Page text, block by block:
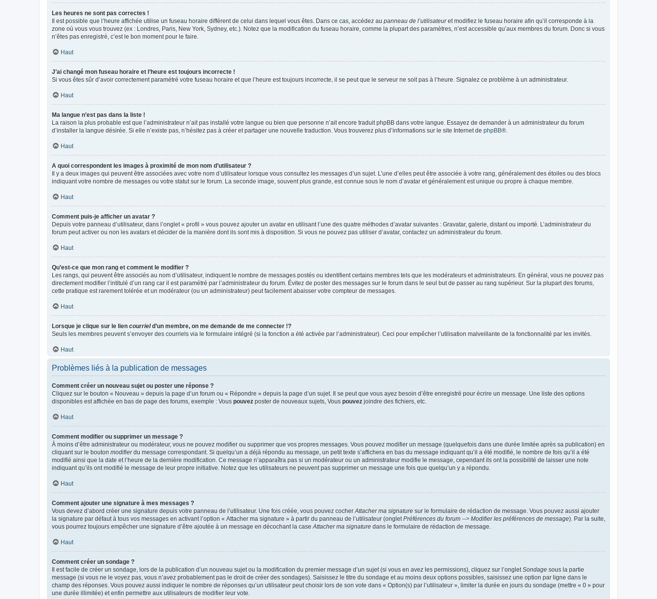
Les heures ne sont pas correctes !
Il est possible que l’heure affichée utilise un fuseau horaire différent de celui dans lequel vous êtes. Dans ce cas, accédez au panneau de l’utilisateuret modifiez le fuseau horaire afin qu’il corresponde à la
zone où vous vous trouvez (ex : Londres, Paris, New York, Sydney, etc.). Notez que la modification du fuseau horaire, comme la plupart des paramètres, n’est accessible qu’aux membres du forum. Donc si vous
n’êtes pas enregistré, c’est le bon moment pour le faire.
Haut
J’ai changé mon fuseau horaire et l’heure est toujours incorrecte !
Si vous êtes sûr d’avoir correctement paramétré votre fuseau horaire et que l’heure est toujours incorrecte, il se peut que le serveur ne soit pas à l’heure. Signalez ce problème à un administrateur.
Haut
Ma langue n’est pas dans la liste !
La raison la plus probable est que l’administrateur n’ait pas installé votre langue ou bien que personne n’ait encore traduit phpBB dans votre langue. Essayez de demander à un administrateur du forum
d’installer la langue désirée. Si elle n’existe pas, n’hésitez pas à créer et partager une nouvelle traduction. Vous trouverez plus d’informations sur le site Internet de phpBB®.
Haut
A quoi correspondent les images à proximité de mon nom d’utilisateur ?
Il y a deux images qui peuvent être associées avec votre nom d’utilisateur lorsque vous consultez les messages d’un sujet. L’une d’elles peut être associée à votre rang, généralement des étoiles ou des blocs
indiquant votre nombre de messages ou votre statut sur le forum. La seconde image, souvent plus grande, est connue sous le nom d’avatar et généralement est unique ou propre à chaque membre.
Haut
Comment puis-je afficher un avatar ?
Depuis votre panneau d’utilisateur, dans l’onglet « profil » vous pouvez ajouter un avatar en utilisant l’une des quatre méthodes d’avatar suivantes : Gravatar, galerie, distant ou importé. L’administrateur du
forum peut activer ou non les avatars et décider de la manière dont ils sont mis à disposition. Si vous ne pouvez pas utiliser d’avatar, contactez un administrateur du forum.
Haut
Qu’est-ce que mon rang et comment le modifier ?
Les rangs, qui peuvent être associés au nom d’utilisateur, indiquent le nombre de messages postés ou identifient certains membres tels que les modérateurs et administrateurs. En général, vous ne pouvez pas
directement modifier l’intitulé d’un rang car il est paramétré par l’administrateur du forum. Évitez de poster des messages sur le forum dans le seul but de passer au rang supérieur. Sur la plupart des forums,
cette pratique est rarement tolérée et un modérateur (ou un administrateur) peut facilement abaisser votre compteur de messages.
Haut
Lorsque je clique sur le lien courrield’un membre, on me demande de me connecter !?
Seuls les membres peuvent s’envoyer des courriels via le formulaire intégré (si la fonction a été activée par l’administrateur). Ceci pour empêcher l’utilisation malveillante de la fonctionnalité par les invités.
Haut
Problèmes liés à la publication de messages
Comment créer un nouveau sujet ou poster une réponse ?
Cliquez sur le bouton « Nouveau » depuis la page d’un forum ou « Répondre » depuis la page d’un sujet. Il se peut que vous ayez besoin d’être enregistré pour écrire un message. Une liste des options
disponibles est affichée en bas de page des forums, exemple : Vous pouvez poster de nouveaux sujets, Vous pouvez joindre des fichiers, etc.
Haut
Comment modifier ou supprimer un message ?
À moins d’être administrateur ou modérateur, vous ne pouvez modifier ou supprimer que vos propres messages. Vous pouvez modifier un message (quelquefois dans une durée limitée après sa publication) en
cliquant sur le bouton modifierdu message correspondant. Si quelqu’un a déjà répondu au message, un petit texte s’affichera en bas du message indiquant qu’il a été modifié, le nombre de fois qu’il a été
modifié ainsi que la date et l’heure de la dernière modification. Ce message n’apparaîtra pas si un modérateur ou un administrateur modifie le message, cependant ils ont la possibilité de laisser une note
indiquant qu’ils ont modifié le message de leur propre initiative. Notez que les utilisateurs ne peuvent pas supprimer un message une fois que quelqu’un y a répondu.
Haut
Comment ajouter une signature à mes messages ?
Vous devez d’abord créer une signature depuis votre panneau de l’utilisateur. Une fois créée, vous pouvez cocher Attacher ma signature sur le formulaire de rédaction de message. Vous pouvez aussi ajouter
la signature par défaut à tous vos messages en activant l’option « Attacher ma signature » à partir du panneau de l’utilisateur (onglet Préférences du forum --> Modifier les préférences de message). Par la suite,
vous pourrez toujours empêcher une signature d’être ajoutée à un message en décochant la case Attacher ma signature dans le formulaire de rédaction de message.
Haut
Comment créer un sondage ?
Il est facile de créer un sondage, lors de la publication d’un nouveau sujet ou la modification du premier message d’un sujet (si vous en avez les permissions), cliquez sur l’onglet Sondage sous la partie
message (si vous ne le voyez pas, vous n’avez probablement pas le droit de créer des sondages). Saisissez le titre du sondage et au moins deux options possibles, saisissez une option par ligne dans le
champ des réponses. Vous pouvez aussi indiquer le nombre de réponses qu’un utilisateur peut choisir lors de son vote dans « Option(s) par l’utilisateur », limiter la durée en jours du sondage (mettre « 0 » pour
une durée illimitée) et enfin permettre aux utilisateurs de modifier leur vote.